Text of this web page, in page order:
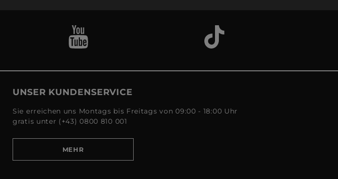
UNSER KUNDENSERVICE
Sie erreichen uns Montags bis Freitags von 09:00 - 18:00 Uhr
gratis unter (+43) 0800 810 001
MEHR